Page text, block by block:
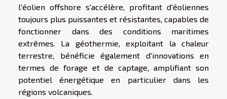
l'éolien offshore s'accélère, profitant d'éoliennes
toujours plus puissantes et résistantes, capables de
fonctionner dans des conditions maritimes
extrêmes. La géothermie, exploitant la chaleur
terrestre, bénéficie également d'innovations en
termes de forage et de captage, amplifiant son
potentiel énergétique en particulier dans les
régions volcaniques.